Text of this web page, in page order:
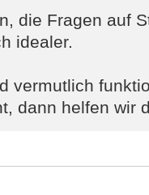
" +
+
die Fragen auf
idealer.
vermutlich
dann helfen wir